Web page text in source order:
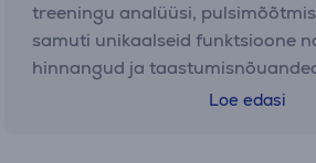
treeningu analüüsi,
samuti unikaalseid funktsioone
hinnangud ja
Loe edasi